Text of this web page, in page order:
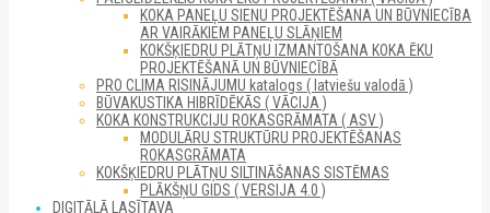
KOKA PANEĻU SIENU PROJEKTĒŠANA UN BŪVNIECĪBA
AR VAIRĀKIEM PANEĻU SLĀŅIEM
KOKŠĶIEDRU PLĀTŅU IZMANTOŠANA KOKA ĒKU
PROJEKTĒŠANĀ UN BŪVNIECĪBĀ
PRO CLIMA RISINĀJUMU katalogs ( latviešu valodā )
BŪVAKUSTIKA HIBRĪDĒKĀS ( VĀCIJA )
KOKA KONSTRUKCIJU ROKASGRĀMATA ( ASV )
MODULĀRU STRUKTŪRU PROJEKTĒŠANAS
ROKASGRĀMATA
KOKŠĶIEDRU PLĀTŅU SILTINĀŠANAS SISTĒMAS
PLĀKŠŅU GIDS ( VERSIJA 4.0 )
DIGITĀLĀ LASĪTAVA